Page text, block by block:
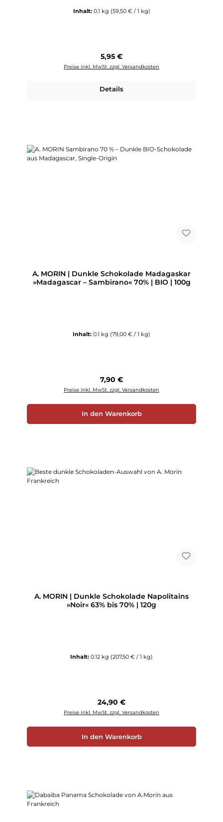
Inhalt: 0.1 kg (59,50 € / 1 kg)
Regulärer Preis:
5,95 €
Preise inkl. MwSt. zzgl. Versandkosten
Details
A. MORIN | Dunkle Schokolade Madagaskar
»Madagascar – Sambirano« 70% | BIO | 100g
Inhalt: 0.1 kg (79,00 € / 1 kg)
Regulärer Preis:
7,90 €
Preise inkl. MwSt. zzgl. Versandkosten
In den Warenkorb
A. MORIN | Dunkle Schokolade Napolitains
»Noir« 63% bis 70% | 120g
Inhalt: 0.12 kg (207,50 € / 1 kg)
Regulärer Preis:
24,90 €
Preise inkl. MwSt. zzgl. Versandkosten
In den Warenkorb